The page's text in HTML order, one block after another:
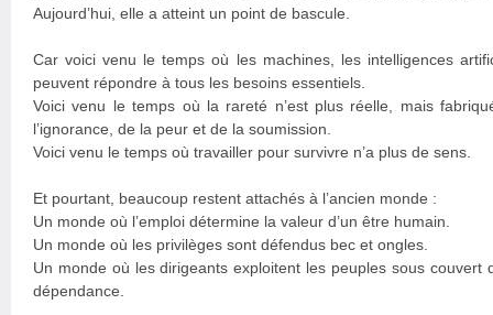
Aujourd’hui, elle a atteint un point de bascule.
Car voici venu le temps où les machines, les intelligences
peuvent répondre à tous les besoins essentiels.
Voici venu le temps où la rareté n’est plus réelle, mais
l’ignorance, de la peur et de la soumission.
Voici venu le temps où travailler pour survivre n’a plus de sens.
Et pourtant, beaucoup restent attachés à l’ancien monde :
Un monde où l’emploi détermine la valeur d’un être humain.
Un monde où les privilèges sont défendus bec et ongles.
Un monde où les dirigeants exploitent les peuples sous couvert
dépendance.